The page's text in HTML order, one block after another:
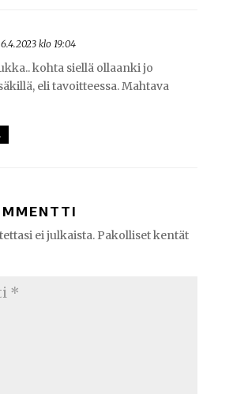
6.4.2023 klo 19:04
kohta siellä ollaanki jo
eli tavoitteessa. Mahtava
ei julkaista. Pakolliset kentät